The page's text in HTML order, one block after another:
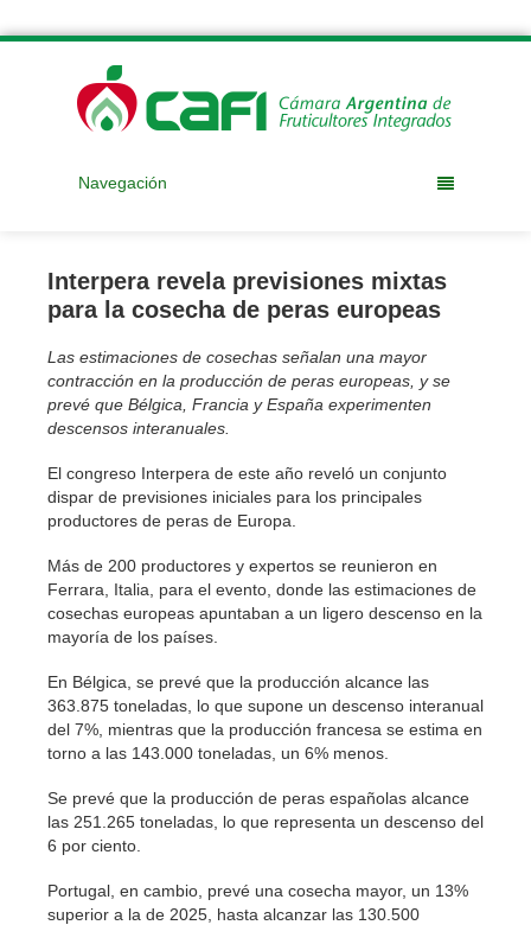
Navegación
Interpera revela previsiones mixtas
para la cosecha de peras europeas
Las estimaciones de cosechas señalan una mayor
contracción en la producción de peras europeas, y se
prevé que Bélgica, Francia y España experimenten
descensos interanuales.
El congreso Interpera de este año reveló un conjunto
dispar de previsiones iniciales para los principales
productores de peras de Europa.
Más de 200 productores y expertos se reunieron en
Ferrara, Italia, para el evento, donde las estimaciones de
cosechas europeas apuntaban a un ligero descenso en la
mayoría de los países.
En Bélgica, se prevé que la producción alcance las
363.875 toneladas, lo que supone un descenso interanual
del 7%, mientras que la producción francesa se estima en
torno a las 143.000 toneladas, un 6% menos.
Se prevé que la producción de peras españolas alcance
las 251.265 toneladas, lo que representa un descenso del
6 por ciento.
Portugal, en cambio, prevé una cosecha mayor, un 13%
superior a la de 2025, hasta alcanzar las 130.500